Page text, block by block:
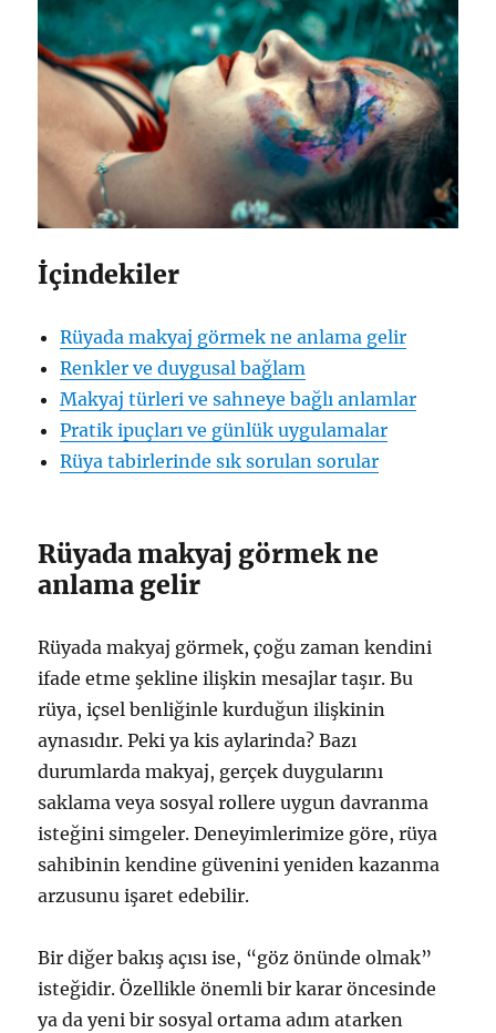
İçindekiler
Rüyada makyaj görmek ne anlama gelir
Renkler ve duygusal bağlam
Makyaj türleri ve sahneye bağlı anlamlar
Pratik ipuçları ve günlük uygulamalar
Rüya tabirlerinde sık sorulan sorular
Rüyada makyaj görmek ne
anlama gelir
Rüyada makyaj görmek, çoğu zaman kendini
ifade etme şekline ilişkin mesajlar taşır. Bu
rüya, içsel benliğinle kurduğun ilişkinin
aynasıdır. Peki ya kis aylarinda? Bazı
durumlarda makyaj, gerçek duygularını
saklama veya sosyal rollere uygun davranma
isteğini simgeler. Deneyimlerimize göre, rüya
sahibinin kendine güvenini yeniden kazanma
arzusunu işaret edebilir.
Bir diğer bakış açısı ise, “göz önünde olmak”
isteğidir. Özellikle önemli bir karar öncesinde
ya da yeni bir sosyal ortama adım atarken